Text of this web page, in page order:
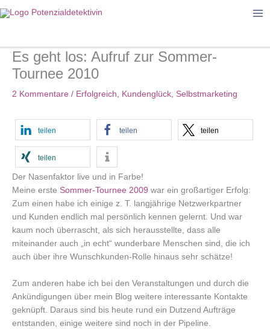
Inhalt
Es geht los: Aufruf zur Sommer-
Tournee 2010
2 Kommentare / Erfolgreich, Kundenglück, Selbstmarketing
teilen teilen teilen
teilen
Der Nasenfaktor live und in Farbe!
Meine erste Sommer-Tournee 2009 war ein großartiger Erfolg:
Zum einen habe ich einige z. T. langjährige Netzwerkpartner
und Kunden endlich mal persönlich kennen gelernt. Und war
kaum noch überrascht, als sich herausstellte, dass alle
miteinander auch „in echt“ wunderbare Menschen sind, die ich
auch über ihre Wunschkunden-Rolle hinaus sehr schätze!
Zum anderen habe ich bei den Veranstaltungen und durch die
Ankündigungen über mein Blog weitere interessante Kontakte
geknüpft. Daraus sind bis heute rund ein Dutzend Aufträge
entstanden, einige weitere sind noch in der Pipeline.